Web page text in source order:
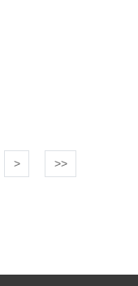
> >>